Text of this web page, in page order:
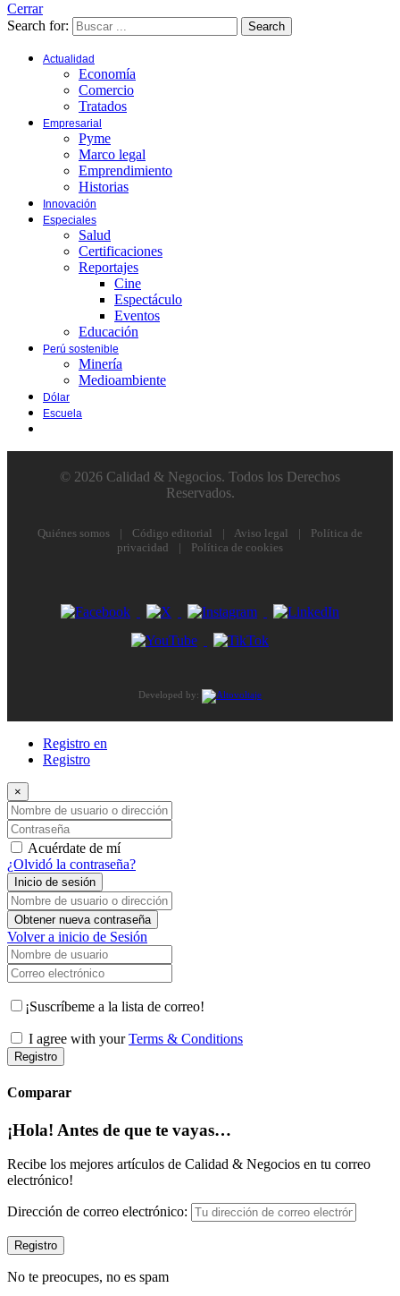
Cerrar
Search for:
Search
Actualidad
Economía
Comercio
Tratados
Empresarial
Pyme
Marco legal
Emprendimiento
Historias
Innovación
Especiales
Salud
Certificaciones
Reportajes
Cine
Espectáculo
Eventos
Educación
Perú sostenible
Minería
Medioambiente
Dólar
Escuela
© 2026 Calidad & Negocios. Todos los Derechos
Reservados.
Quiénes somos | Código editorial | Aviso legal |
Política de
privacidad
| Política de cookies
Developed by:
Registro en
Registro
×
Nombre de usuario o dirección de correo electrónico
Contraseña
Acuérdate de mí
¿Olvidó la contraseña?
Inicio de sesión
Nombre de usuario o dirección de correo electrónico
Obtener nueva contraseña
Volver a inicio de Sesión
Nombre de usuario
Correo electrónico
¡Suscríbeme a la lista de correo!
I agree with yourTerms & Conditions
Registro
Comparar
¡Hola! Antes de que te vayas…
Recibe los mejores artículos de Calidad & Negocios en tu correo
electrónico!
Dirección de correo electrónico:
No te preocupes, no es spam